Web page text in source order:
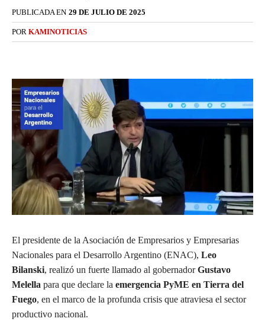
PUBLICADA EN 29 DE JULIO DE 2025
POR KAMINOTICIAS
El presidente de la Asociación de Empresarios y Empresarias
Nacionales para el Desarrollo Argentino (ENAC), Leo
Bilanski, realizó un fuerte llamado al gobernadorGustavo
Melella para que declare la emergencia PyME en Tierra del
Fuego, en el marco de la profunda crisis que atraviesa el sector
productivo nacional.